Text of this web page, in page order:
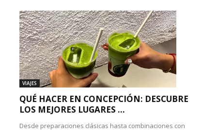
VIAJES
QUÉ HACER EN CONCEPCIÓN: DESCUBRE
LOS MEJORES LUGARES ...
Desde preparaciones clásicas hasta combinaciones con